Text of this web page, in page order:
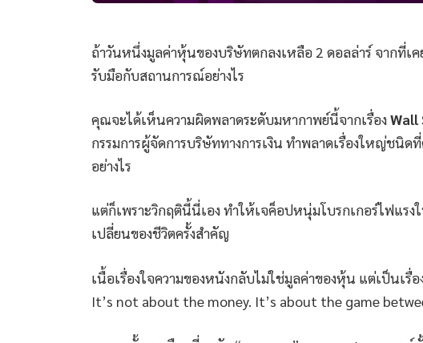
ถ้าวันหนึ่งมูลค่าหุ้นของบริษัทตกลงเหลือ 2 ดอลล่าร์ จากที่เ
รับมือกับสถานการณ์อย่างไร
คุณจะได้เห็นความผิดพลาดระดับมหากาพย์นี้จากเรื่องWall
กรรมการผู้จัดการบริษัททางการเงิน ทำพลาดเรื่องใหญ่ชนิ
อย่างไร
แต่ก็เพราะวิกฤตินี้นี่เอง ทำให้เจค็อปหนุ่มโบรกเกอร์ไฟแร
เปลี่ยนของชีวิตครั้งสำคัญ
เนื้อเรื่องใจความของหนังกลับไม่ใช่มูลค่าของหุ้น แต่เป็นเรื่
It’s not about the money. It’s about the game